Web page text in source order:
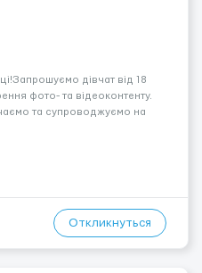
дівчат від 18
фото- та відеоконтенту.
та супроводжуємо на
Працюємо офіційно,
Откликнуться